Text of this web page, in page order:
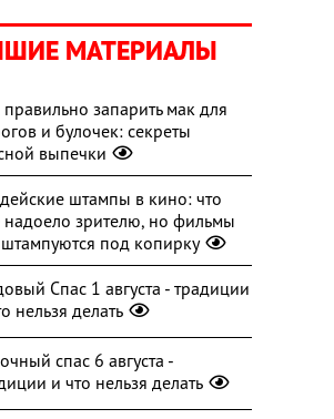
МАТЕРИАЛЫ
запарить мак для
и булочек: секреты
выпечки
штампы в кино: что
надоело зрителю, но фильмы
штампуются под копирку
Спас 1 августа - традиции
нельзя делать
спас 6 августа -
и что нельзя делать